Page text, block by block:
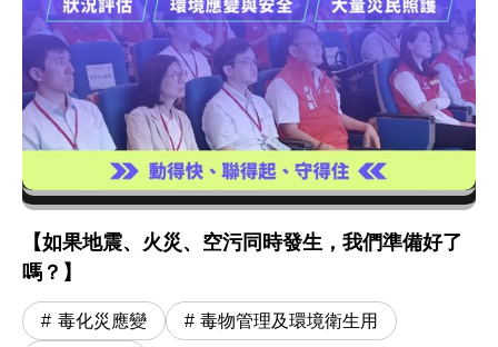
【如果地震、火災、空污同時發生，我們準備好了
嗎？】
毒化災應變 毒物管理及環境衛生用